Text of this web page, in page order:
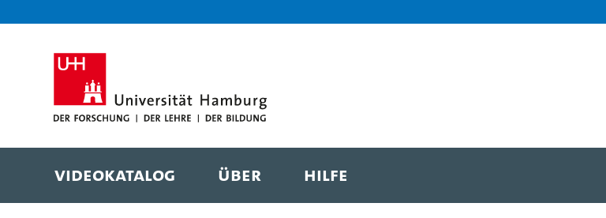
Videokatalog Über Hilfe